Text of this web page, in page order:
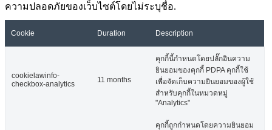
ความปลอดภัยของเว็บไซต์โดยไม่ระบุชื่อ.
Cookie Duration Description
cookielawinfo-
checkbox-analytics
11 months
คุกกี้นี้กำหนดโดยปลั๊กอินความ
ยินยอมของคุกกี้ PDPA คุกกี้ใช้
เพื่อจัดเก็บความยินยอมของผู้ใช้
สำหรับคุกกี้ในหมวดหมู่
"Analytics"
คุกกี้ถูกกำหนดโดยความยินยอม